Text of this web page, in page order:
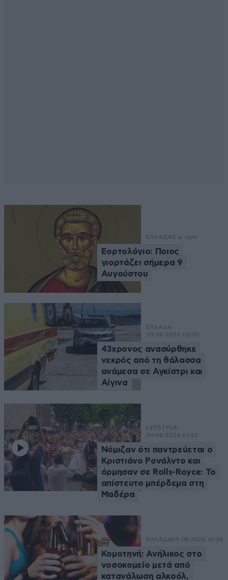
ΕΛΛΑΔΑ2 ω. πριν
Εορτολόγιο: Ποιος
γιορτάζει σήμερα 9
Αυγούστου
ΕΛΛΑΔΑ
09·08·2026 02:00
43χρονος ανασύρθηκε
νεκρός από τη θάλασσα
ανάμεσα σε Αγκίστρι και
Αίγινα
LIFESTYLE
09·08·2026 01:42
Νόμιζαν ότι παντρεύεται ο
Κριστιάνο Ρονάλντο και
όρμησαν σε Rolls-Royce: Το
απίστευτο μπέρδεμα στη
Μαδέρα
ΕΛΛΑΔΑ09·08·2026 01:36
Κομοτηνή: Ανήλικος στο
νοσοκομείο μετά από
κατανάλωση αλκοόλ,